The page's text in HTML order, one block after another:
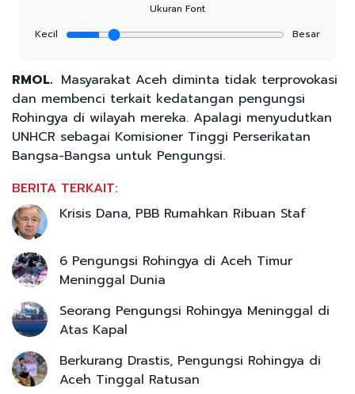
Ukuran Font
Kecil
Besar
RMOL. Masyarakat Aceh diminta tidak terprovokasi
dan membenci terkait kedatangan pengungsi
Rohingya di wilayah mereka. Apalagi menyudutkan
UNHCR sebagai Komisioner Tinggi Perserikatan
Bangsa-Bangsa untuk Pengungsi.
BERITA TERKAIT:
Krisis Dana, PBB Rumahkan Ribuan Staf
6 Pengungsi Rohingya di Aceh Timur
Meninggal Dunia
Seorang Pengungsi Rohingya Meninggal di
Atas Kapal
Berkurang Drastis, Pengungsi Rohingya di
Aceh Tinggal Ratusan